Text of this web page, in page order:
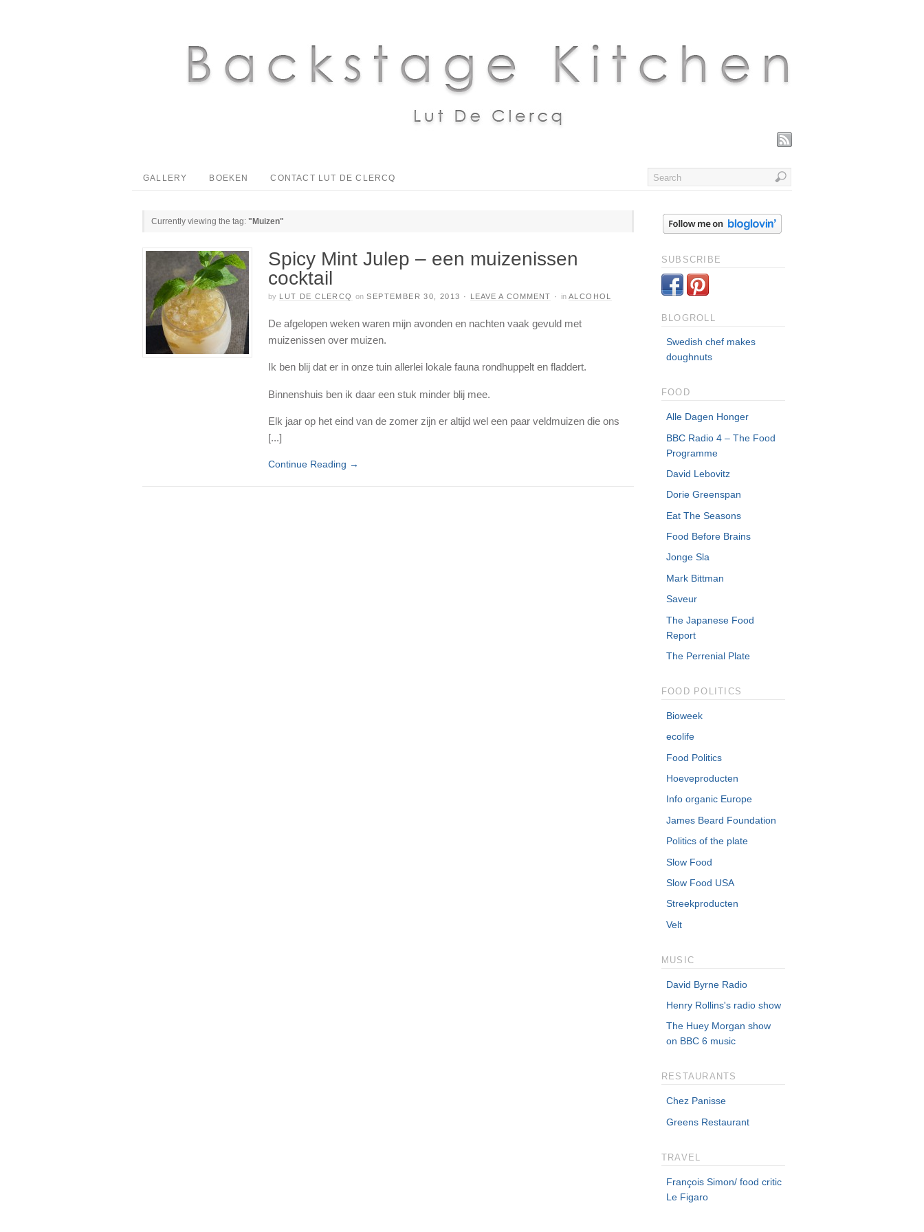
GALLERY BOEKEN CONTACT LUT DE CLERCQ
Currently viewing the tag: "Muizen"
Spicy Mint Julep – een muizenissen
cocktail
by LUT DE CLERCQ on SEPTEMBER 30, 2013 · LEAVE A COMMENT · in ALCOHOL
De afgelopen weken waren mijn avonden en nachten vaak gevuld met
muizenissen over muizen.
Ik ben blij dat er in onze tuin allerlei lokale fauna rondhuppelt en fladdert.
Binnenshuis ben ik daar een stuk minder blij mee.
Elk jaar op het eind van de zomer zijn er altijd wel een paar veldmuizen die ons
[...]
Continue Reading →
SUBSCRIBE
BLOGROLL
Swedish chef makes
doughnuts
FOOD
Alle Dagen Honger
BBC Radio 4 – The Food
Programme
David Lebovitz
Dorie Greenspan
Eat The Seasons
Food Before Brains
Jonge Sla
Mark Bittman
Saveur
The Japanese Food
Report
The Perrenial Plate
FOOD POLITICS
Bioweek
ecolife
Food Politics
Hoeveproducten
Info organic Europe
James Beard Foundation
Politics of the plate
Slow Food
Slow Food USA
Streekproducten
Velt
MUSIC
David Byrne Radio
Henry Rollins's radio show
The Huey Morgan show
on BBC 6 music
RESTAURANTS
Chez Panisse
Greens Restaurant
TRAVEL
François Simon/ food critic
Le Figaro